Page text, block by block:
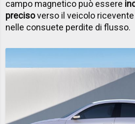
campo magnetico può essere
precisoverso il veicolo
nelle consuete perdite di flusso.